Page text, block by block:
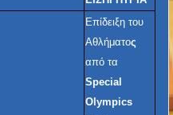
Επίδειξη του
Αθλήματος
από τα
Special
Olympics